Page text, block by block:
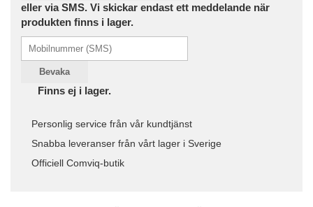
eller via SMS. Vi skickar endast ett meddelande när
produkten finns i lager.
Bevaka
Finns ej i lager.
Personlig service från vår kundtjänst
Snabba leveranser från vårt lager i Sverige
Officiell Comviq-butik